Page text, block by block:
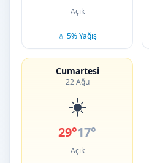
Açık
💧 5% Yağış
Cumartesi
22 Ağu
☀️
29°17°
Açık